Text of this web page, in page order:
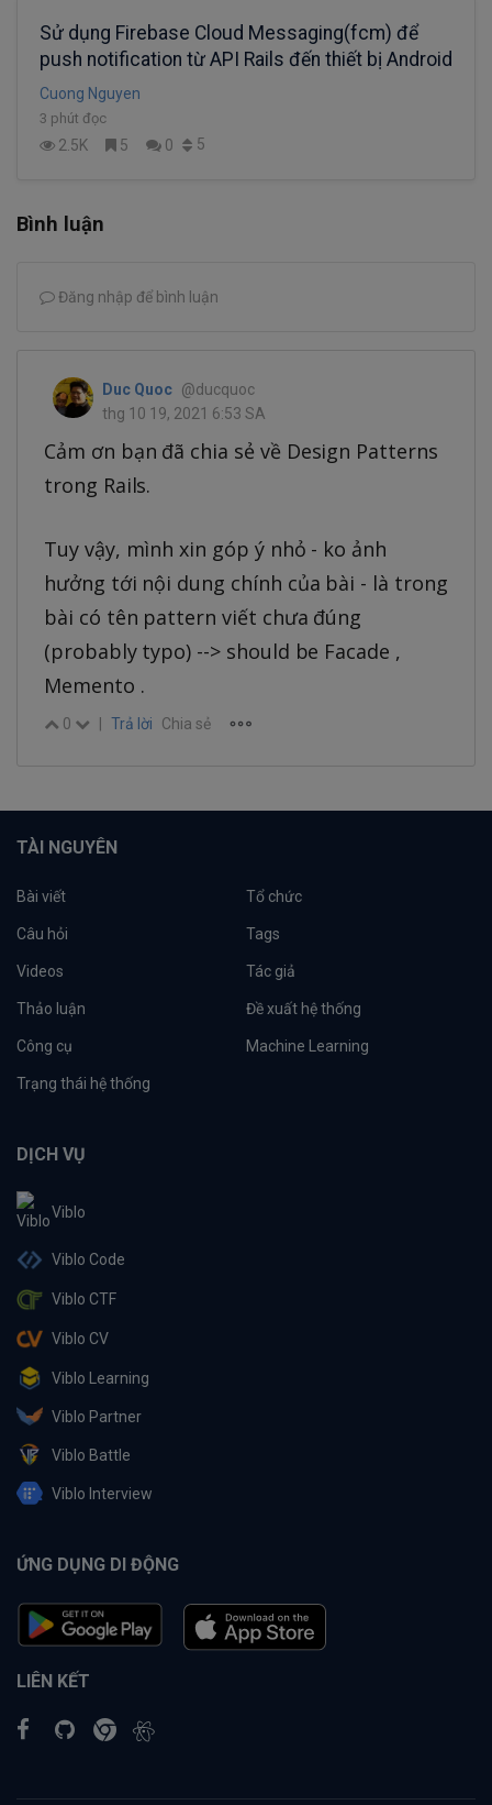
Sử dụng Firebase Cloud Messaging(fcm) để
push notification từ API Rails đến thiết bị Android
Cuong Nguyen
3 phút đọc
2.5K 5 0 5
Bình luận
Đăng nhập để bình luận
Duc Quoc @ducquoc
thg 10 19, 2021 6:53 SA
Cảm ơn bạn đã chia sẻ về Design Patterns
trong Rails.
Tuy vậy, mình xin góp ý nhỏ - ko ảnh
hưởng tới nội dung chính của bài - là trong
bài có tên pattern viết chưa đúng
(probably typo) --> should be Facade ,
Memento .
0 Trả lời Chia sẻ
TÀI NGUYÊN
Bài viết Tổ chức
Câu hỏi Tags
Videos Tác giả
Thảo luận Đề xuất hệ thống
Công cụ Machine Learning
Trạng thái hệ thống
DỊCH VỤ
Viblo
Viblo Code
Viblo CTF
Viblo CV
Viblo Learning
Viblo Partner
Viblo Battle
Viblo Interview
ỨNG DỤNG DI ĐỘNG
LIÊN KẾT